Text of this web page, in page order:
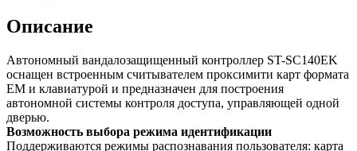
Описание
Автономный вандалозащищенный контроллер ST-SC140EK
оснащен встроенным считывателем проксимити карт формата
EM и клавиатурой и предназначен для построения
автономной системы контроля доступа, управляющей одной
дверью.
Возможность выбора режима идентификации
Поддерживаются режимы распознавания пользователя: карта